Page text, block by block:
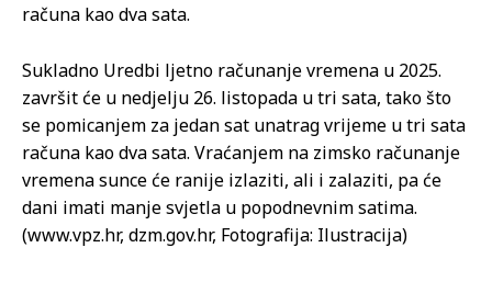
računa kao dva sata.
Sukladno Uredbi ljetno računanje vremena u 2025.
završit će u nedjelju 26. listopada u tri sata, tako što
se pomicanjem za jedan sat unatrag vrijeme u tri sata
računa kao dva sata. Vraćanjem na zimsko računanje
vremena sunce će ranije izlaziti, ali i zalaziti, pa će
dani imati manje svjetla u popodnevnim satima.
(www.vpz.hr, dzm.gov.hr, Fotografija: Ilustracija)